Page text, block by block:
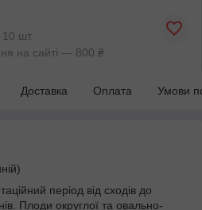
шт.
на сайті — 800 ₴
Доставка Оплата Умови
період від сходів до
Плоди округлої та овально-